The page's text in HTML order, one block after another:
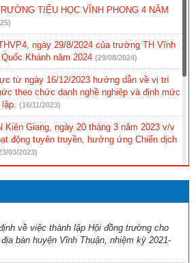
TIỂU HỌC VĨNH PHONG 4 NĂM
ngày 29/8/2024 của trường TH Vĩnh
Khánh năm 2024 (29/08/2024)
từ ngày 16/12/2023 hướng dẫn về vị trí
theo chức danh nghề nghiệp và định mức
(16/11/2023)
Kiên Giang, ngày 20 tháng 3 năm 2023 v/v
động tuyên truyền, hưởng ứng Chiến dịch
03/2023)
UBND TỈNH KIÊN GIANG NGÀY
HIỆN CÔNG TÁC PHÒNG, CHỐNG TỘI
NGHỆ CAO.
(29/09/2022)
Kiên Giang ngày 26/9/2022 của Sở Giáo
về việc thành lập Hội đồng trường cho
bàn huyện Vĩnh Thuận, nhiệm kỳ 2021-